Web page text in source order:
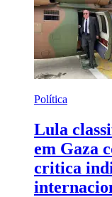
Política
Lula
em Gaza
critica